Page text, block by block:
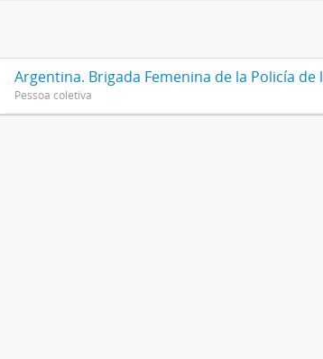
Argentina. Brigada Femenina de la Policía de
Pessoa coletiva